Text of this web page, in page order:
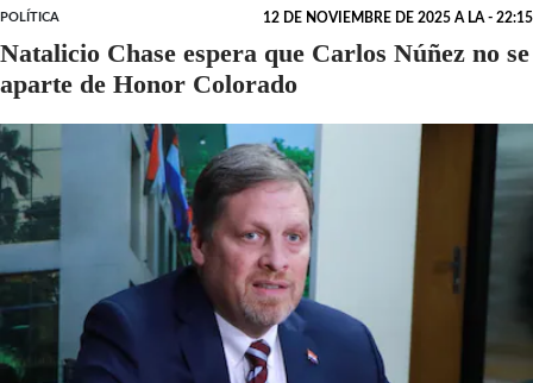
POLÍTICA 12 DE NOVIEMBRE DE 2025 A LA - 22:15
Natalicio Chase espera que Carlos Núñez no se
aparte de Honor Colorado